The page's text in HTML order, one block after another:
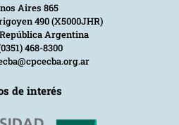
Aires 865
490 (X5000JHR)
Argentina
468-8300
de interés